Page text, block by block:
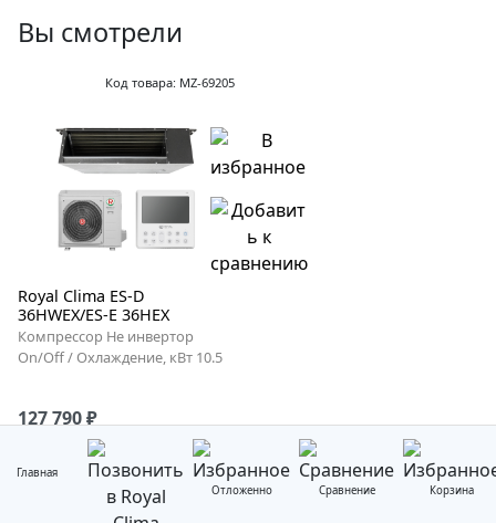
Вы смотрели
Код товара: MZ-69205
Royal Clima ES-D
36HWEX/ES-E 36HEX
Компрессор Не инвертор
On/Off / Охлаждение, кВт 10.5
127 790 ₽
Главная
Отложенно
Сравнение Корзина